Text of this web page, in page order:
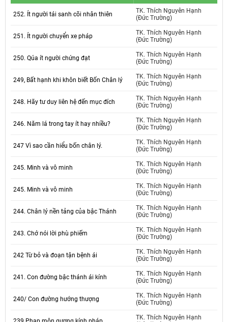
252. Ít người tái sanh cõi nhân thiên
TK. Thích Nguyên Hạnh
(Đức Trường)
251. Ít người chuyển xe pháp
TK. Thích Nguyên Hạnh
(Đức Trường)
250. Qúa ít người chứng đạt
TK. Thích Nguyên Hạnh
(Đức Trường)
249, Bất hạnh khi khôn biết Bốn Chân lý
TK. Thích Nguyên Hạnh
(Đức Trường)
248. Hãy tư duy liên hệ đến mục đích
TK. Thích Nguyên Hạnh
(Đức Trường)
246. Năm lá trong tay ít hay nhiều?
TK. Thích Nguyên Hạnh
(Đức Trường)
247 Vì sao cần hiểu bốn chân lý.
TK. Thích Nguyên Hạnh
(Đức Trường)
245. Minh và vô minh
TK. Thích Nguyên Hạnh
(Đức Trường)
245. Minh và vô minh
TK. Thích Nguyên Hạnh
(Đức Trường)
244. Chân lý nền tảng của bậc Thánh
TK. Thích Nguyên Hạnh
(Đức Trường)
243. Chớ nói lời phù phiếm
TK. Thích Nguyên Hạnh
(Đức Trường)
242 Từ bỏ và đoạn tận bệnh ái
TK. Thích Nguyên Hạnh
(Đức Trường)
241. Con đường bậc thánh ái kính
TK. Thích Nguyên Hạnh
(Đức Trường)
240/ Con đường hướng thượng
TK. Thích Nguyên Hạnh
(Đức Trường)
TK. Thích Nguyên Hạnh